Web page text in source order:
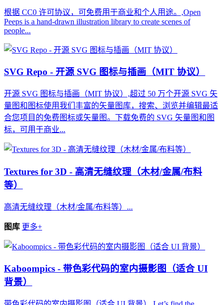
根据 CC0 许可协议，可免费用于商业和个人用途。,Open
Peeps is a hand-drawn illustration library to create scenes of
people...
SVG Repo - 开源 SVG 图标与插画（MIT 协议）
开源 SVG 图标与插画（MIT 协议）,超过 50 万个开源 SVG 矢
量图和图标使用我们丰富的矢量图库，搜索、浏览并编辑最适
合您项目的免费图标或矢量图。下载免费的 SVG 矢量图和图
标，可用于商业...
Textures for 3D - 高清无缝纹理（木材/金属/布料
等）
高清无缝纹理（木材/金属/布料等）...
图库 更多+
Kaboompics - 带色彩代码的室内摄影图（适合 UI
背景）